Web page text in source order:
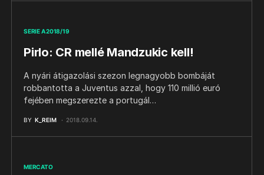
SERIE A 2018/19
Pirlo: CR mellé Mandzukic kell!
A nyári átigazolási szezon legnagyobb bombáját
robbantotta a Juventus azzal, hogy 110 millió euró
fejében megszerezte a portugál…
BY K_REIM 2018.09.14.
MERCATO